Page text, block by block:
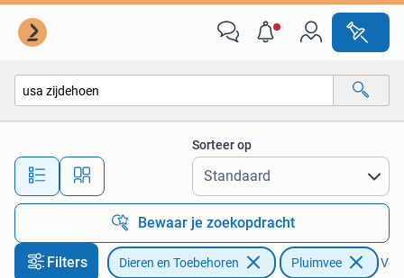
Alle afstanden…
Sorteer op
Bewaar je zoekopdracht
Filters Dieren en Toebehoren Pluimvee